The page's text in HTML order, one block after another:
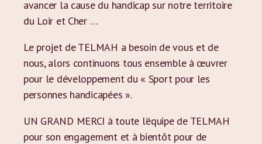
avancer la cause du handicap sur notre territoire
du Loir et Cher …
Le projet de TELMAH a besoin de vous et de
nous, alors continuons tous ensemble à œuvrer
pour le développement du « Sport pour les
personnes handicapées ».
UN GRAND MERCI à toute l’équipe de TELMAH
pour son engagement et à bientôt pour de